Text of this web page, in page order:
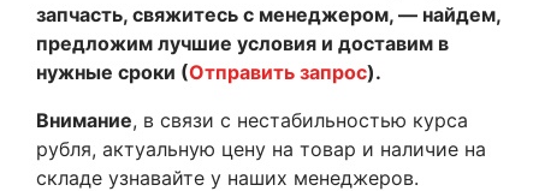
запчасть, свяжитесь с менеджером, — найдем,
предложим лучшие условия и доставим в
нужные сроки (Отправить запрос).
Внимание, в связи с нестабильностью курса
рубля, актуальную цену на товар и наличие на
складе узнавайте у наших менеджеров.